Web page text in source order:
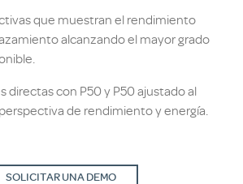
que muestran el rendimiento
alcanzando el mayor grado
directas con P50 y P50 ajustado al
de rendimiento y energía.
SOLICITAR UNA DEMO